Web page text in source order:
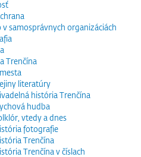
v samosprávnych organizáciách
Trenčína
literatúry
história Trenčína
hudba
vtedy a dnes
fotografie
Trenčína
Trenčína v číslach